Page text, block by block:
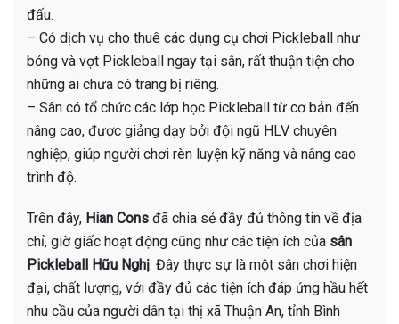
đấu.
– Có dịch vụ cho thuê các dụng cụ chơi Pickleball như
bóng và vợt Pickleball ngay tại sân, rất thuận tiện cho
những ai chưa có trang bị riêng.
– Sân có tổ chức các lớp học Pickleball từ cơ bản đến
nâng cao, được giảng dạy bởi đội ngũ HLV chuyên
nghiệp, giúp người chơi rèn luyện kỹ năng và nâng cao
trình độ.
Trên đây, Hian Cons đã chia sẻ đầy đủ thông tin về địa
chỉ, giờ giấc hoạt động cũng như các tiện ích của sân
Pickleball Hữu Nghị. Đây thực sự là một sân chơi hiện
đại, chất lượng, với đầy đủ các tiện ích đáp ứng hầu hết
nhu cầu của người dân tại thị xã Thuận An, tỉnh Bình